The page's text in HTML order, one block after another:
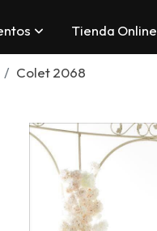
Tienda Online
Colet 2068